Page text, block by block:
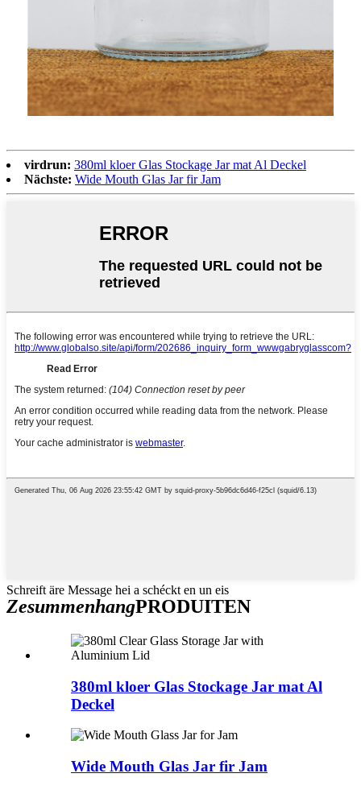
virdrun: 380ml kloer Glas Stockage Jar mat Al Deckel
Nächste: Wide Mouth Glas Jar fir Jam
Schreift äre Message hei a schéckt en un eis
ZesummenhangPRODUITEN
380ml kloer Glas Stockage Jar mat Al
Deckel
Wide Mouth Glas Jar fir Jam